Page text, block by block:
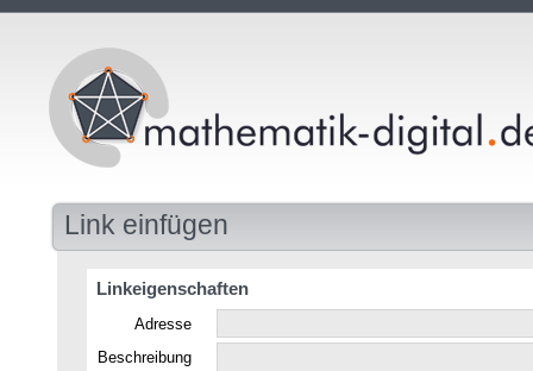
Link einfügen
Linkeigenschaften
Adresse
Beschreibung